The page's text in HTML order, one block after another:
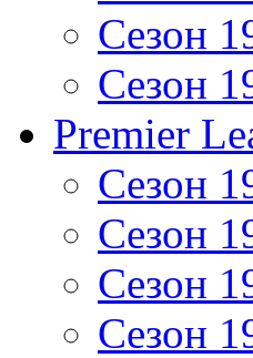
Сезон
Сезон
Premier
Сезон
Сезон
Сезон
Сезон